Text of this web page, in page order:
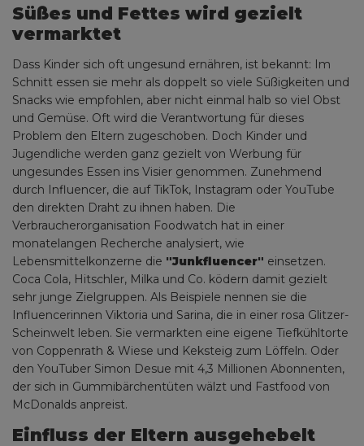
Süßes und Fettes wird gezielt
vermarktet
Dass Kinder sich oft ungesund ernähren, ist bekannt: Im
Schnitt essen sie mehr als doppelt so viele Süßigkeiten und
Snacks wie empfohlen, aber nicht einmal halb so viel Obst
und Gemüse. Oft wird die Verantwortung für dieses
Problem den Eltern zugeschoben. Doch Kinder und
Jugendliche werden ganz gezielt von Werbung für
ungesundes Essen ins Visier genommen. Zunehmend
durch Influencer, die auf TikTok, Instagram oder YouTube
den direkten Draht zu ihnen haben. Die
Verbraucherorganisation Foodwatch hat in einer
monatelangen Recherche analysiert, wie
Lebensmittelkonzerne die "Junkfluencer" einsetzen.
Coca Cola, Hitschler, Milka und Co. ködern damit gezielt
sehr junge Zielgruppen. Als Beispiele nennen sie die
Influencerinnen Viktoria und Sarina, die in einer rosa Glitzer-
Scheinwelt leben. Sie vermarkten eine eigene Tiefkühltorte
von Coppenrath & Wiese und Keksteig zum Löffeln. Oder
den YouTuber Simon Desue mit 4,3 Millionen Abonnenten,
der sich in Gummibärchentüten wälzt und Fastfood von
McDonalds anpreist.
Einfluss der Eltern ausgehebelt